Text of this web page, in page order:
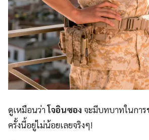
ดูเหมือนว่าโจอินซอง จะมีบทบาทในการ
ครั้งนี้อยู่ไม่น้อยเลยจริงๆ!